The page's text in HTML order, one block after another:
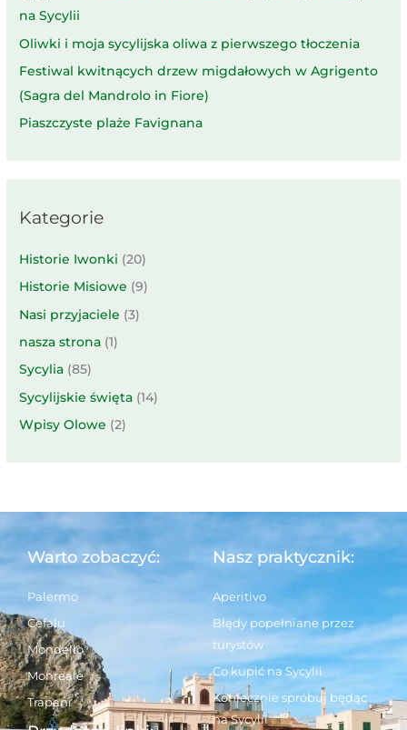
na Sycylii
Oliwki i moja sycylijska oliwa z pierwszego tłoczenia
Festiwal kwitnących drzew migdałowych w Agrigento
(Sagra del Mandrolo in Fiore)
Piaszczyste plaże Favignana
Kategorie
Historie Iwonki (20)
Historie Misiowe (9)
Nasi przyjaciele (3)
nasza strona (1)
Sycylia (85)
Sycylijskie święta (14)
Wpisy Olowe (2)
Warto zobaczyć:
Palermo
Cefalu
Mondello
Monreale
Trapani
Nasz praktycznik:
Aperitivo
Błędy popełniane przez
turystów
Co kupić na Sycylii
Koniecznie spróbuj będąc
na Sycylii